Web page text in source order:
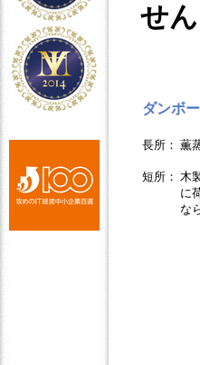
せん
ダンボ
長所： 薫
短所： 木
に
な